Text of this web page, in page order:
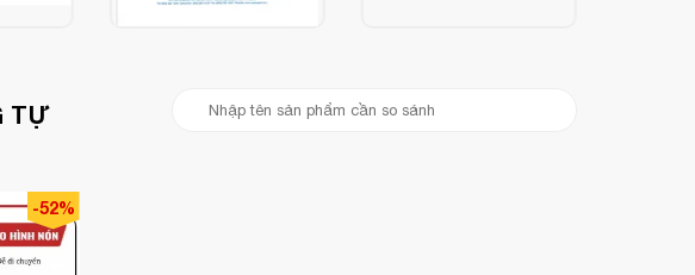
trọng như khách sạn 4-5 sao, nhà hàng cao cấp.
chóng
cầu về thiết bị vệ sinh chuyên nghiệp.
TỰ
-52%